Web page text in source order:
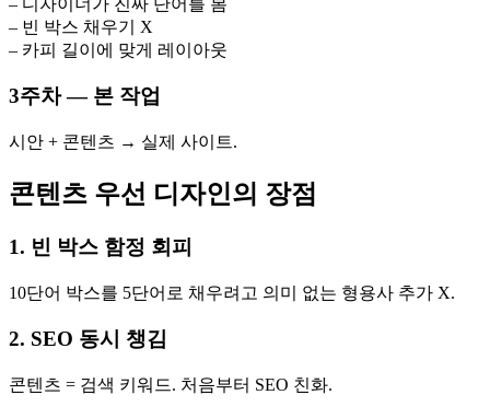
– 빈 박스 채우기 X
– 카피 길이에 맞게 레이아웃
3주차 — 본 작업
시안 + 콘텐츠 → 실제 사이트.
콘텐츠 우선 디자인의 장점
1. 빈 박스 함정 회피
10단어 박스를 5단어로 채우려고 의미 없는 형용사 추가 X.
2. SEO 동시 챙김
콘텐츠 = 검색 키워드. 처음부터 SEO 친화.